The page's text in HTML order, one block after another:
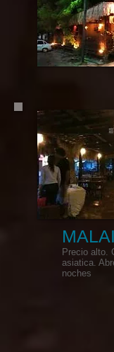
​Precio alto.
asiatica.
noches